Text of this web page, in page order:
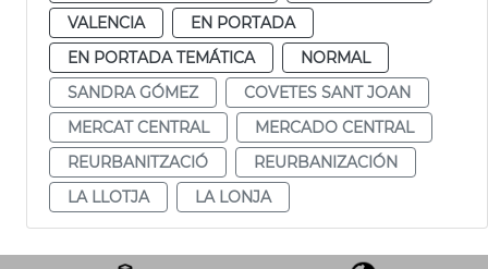
VALENCIA
EN PORTADA
EN PORTADA TEMÁTICA
NORMAL
SANDRA GÓMEZ
COVETES SANT JOAN
MERCAT CENTRAL
MERCADO CENTRAL
REURBANITZACIÓ
REURBANIZACIÓN
LA LLOTJA
LA LONJA